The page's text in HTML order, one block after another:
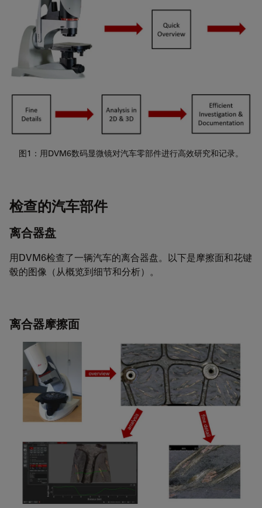
图1：用DVM6数码显微镜对汽车零部件进行高效研究和记录。
检查的汽车部件
离合器盘
用DVM6检查了一辆汽车的离合器盘。以下是摩擦面和花键
毂的图像（从概览到细节和分析）。
离合器摩擦面